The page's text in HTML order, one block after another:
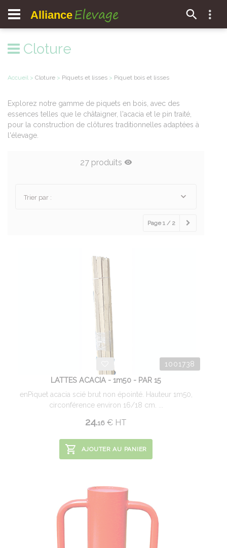
Alliance Elevage
Cloture
Accueil > Cloture > Piquets et lisses > Piquet bois et lisses
Explorez notre gamme de piquets en bois, avec des
essences telles que le châtaigner, l'acacia et le pin traité,
pour la construction de clôtures traditionnelles adaptées à
l'élevage.
27 produits
Trier par :
Page 1 / 2
1001738
LATTES ACACIA - 1m50 - PAR 15
enPiquet acacia scié brut non épointé. Hauteur 1m50,
circonférence environ 16/18 cm. ...
24.16 € HT
AJOUTER AU PANIER